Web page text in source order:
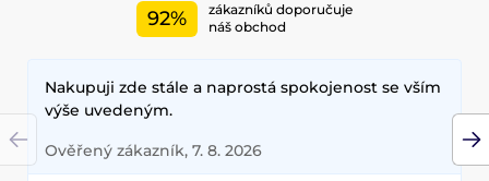
92%
zákazníků doporučuje
náš obchod
Nakupuji zde stále a naprostá spokojenost se vším
výše uvedeným.
Ověřený zákazník, 7. 8. 2026